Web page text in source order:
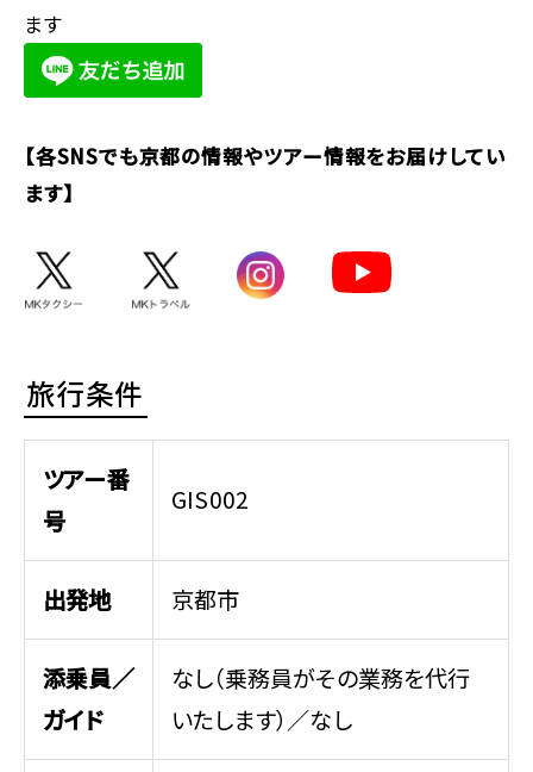
ます
【各SNSでも京都の情報やツアー情報をお届けしてい
ます】
旅行条件
ツアー番
号
GIS002
出発地 京都市
添乗員／
ガイド
なし（乗務員がその業務を代行
いたします）／なし